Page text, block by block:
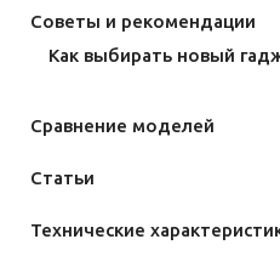
Советы и рекомендации
Как выбирать новый
Сравнение моделей
Статьи
Технические